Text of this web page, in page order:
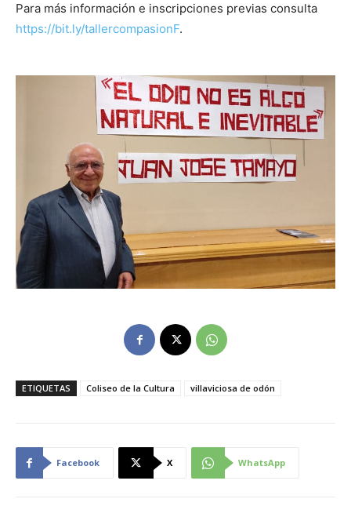
Para más información e inscripciones previas consulta
https://bit.ly/tallercompasionF.
ETIQUETAS Coliseo de la Cultura villaviciosa de odón
Facebook X WhatsApp